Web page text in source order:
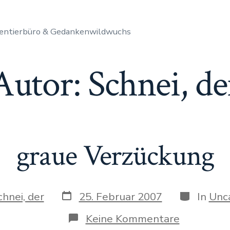
& Gedankenwildwuchs
Schnei,
graue Verzückung
der Datum
des
Beitrags
25. Februar 2007 In
Keine Kommentarezu